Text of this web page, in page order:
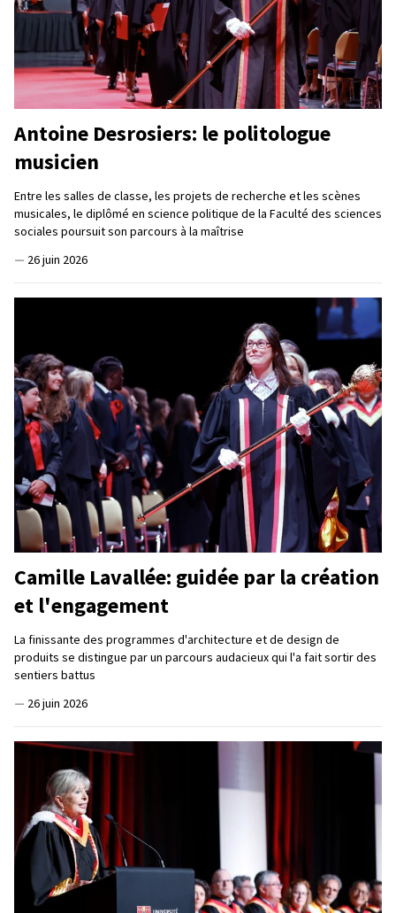
Antoine Desrosiers: le politologue
musicien
Entre les salles de classe, les projets de recherche et les scènes
musicales, le diplômé en science politique de la Faculté des sciences
sociales poursuit son parcours à la maîtrise
— 26 juin 2026
Camille Lavallée: guidée par la création
et l'engagement
La finissante des programmes d'architecture et de design de
produits se distingue par un parcours audacieux qui l'a fait sortir des
sentiers battus
— 26 juin 2026